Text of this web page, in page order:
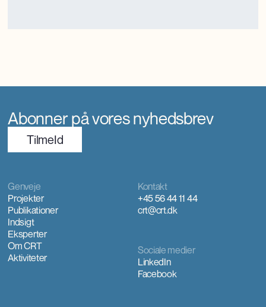
Abonner på vores nyhedsbrev
TilmeId
Kontakt
+45 56 44 11 44
crt@crt.dk
Genveje
Projekter
Publikationer
Indsigt
Eksperter
Om CRT
Aktiviteter
Sociale medier
LinkedIn
Facebook